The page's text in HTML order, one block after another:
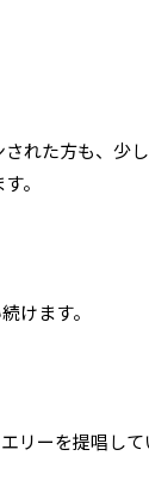
れた方も、少
。
けます。
リーを提唱して